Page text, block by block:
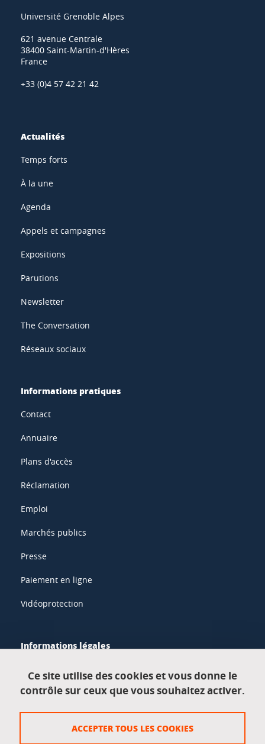
Université Grenoble Alpes
621 avenue Centrale
38400 Saint-Martin-d'Hères
France
+33 (0)4 57 42 21 42
Actualités
Temps forts
À la une
Agenda
Appels et campagnes
Expositions
Parutions
Newsletter
The Conversation
Réseaux sociaux
Informations pratiques
Contact
Annuaire
Plans d'accès
Réclamation
Emploi
Marchés publics
Presse
Paiement en ligne
Vidéoprotection
Informations légales
Données personnelles
Crédits
Ce site utilise des cookies et vous donne le
contrôle sur ceux que vous souhaitez activer.
ACCEPTER TOUS LES COOKIES